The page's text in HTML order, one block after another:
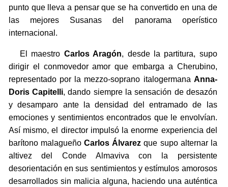
punto que lleva a pensar que se ha convertido en una de
las mejores Susanas del panorama operístico
internacional.
El maestro Carlos Aragón, desde la partitura, supo
dirigir el conmovedor amor que embarga a Cherubino,
representado por la mezzo-soprano italogermana Anna-
Doris Capitelli, dando siempre la sensación de desazón
y desamparo ante la densidad del entramado de las
emociones y sentimientos encontrados que le envolvían.
Así mismo, el director impulsó la enorme experiencia del
barítono malagueñoCarlos Álvarez que supo alternar la
altivez del Conde Almaviva con la persistente
desorientación en sus sentimientos y estímulos amorosos
desarrollados sin malicia alguna, haciendo una auténtica